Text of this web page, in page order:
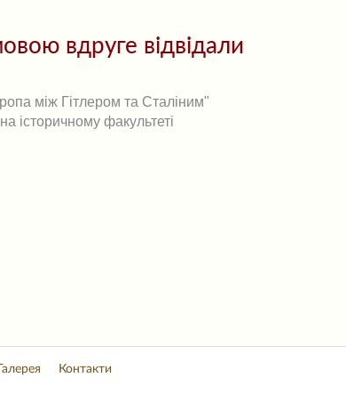
вдруге відвідали
між Гітлером та Сталіним"
історичному факультеті
Галерея Контакти